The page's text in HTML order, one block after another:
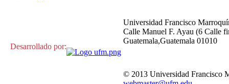
Desarrollado por:
Universidad Francisco
Calle Manuel F. Ayau (6 Calle
Guatemala,Guatemala 01010
© 2013 Universidad Francisco